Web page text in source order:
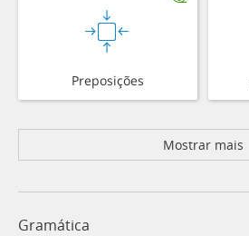
Preposições
Mostrar mais
Gramática